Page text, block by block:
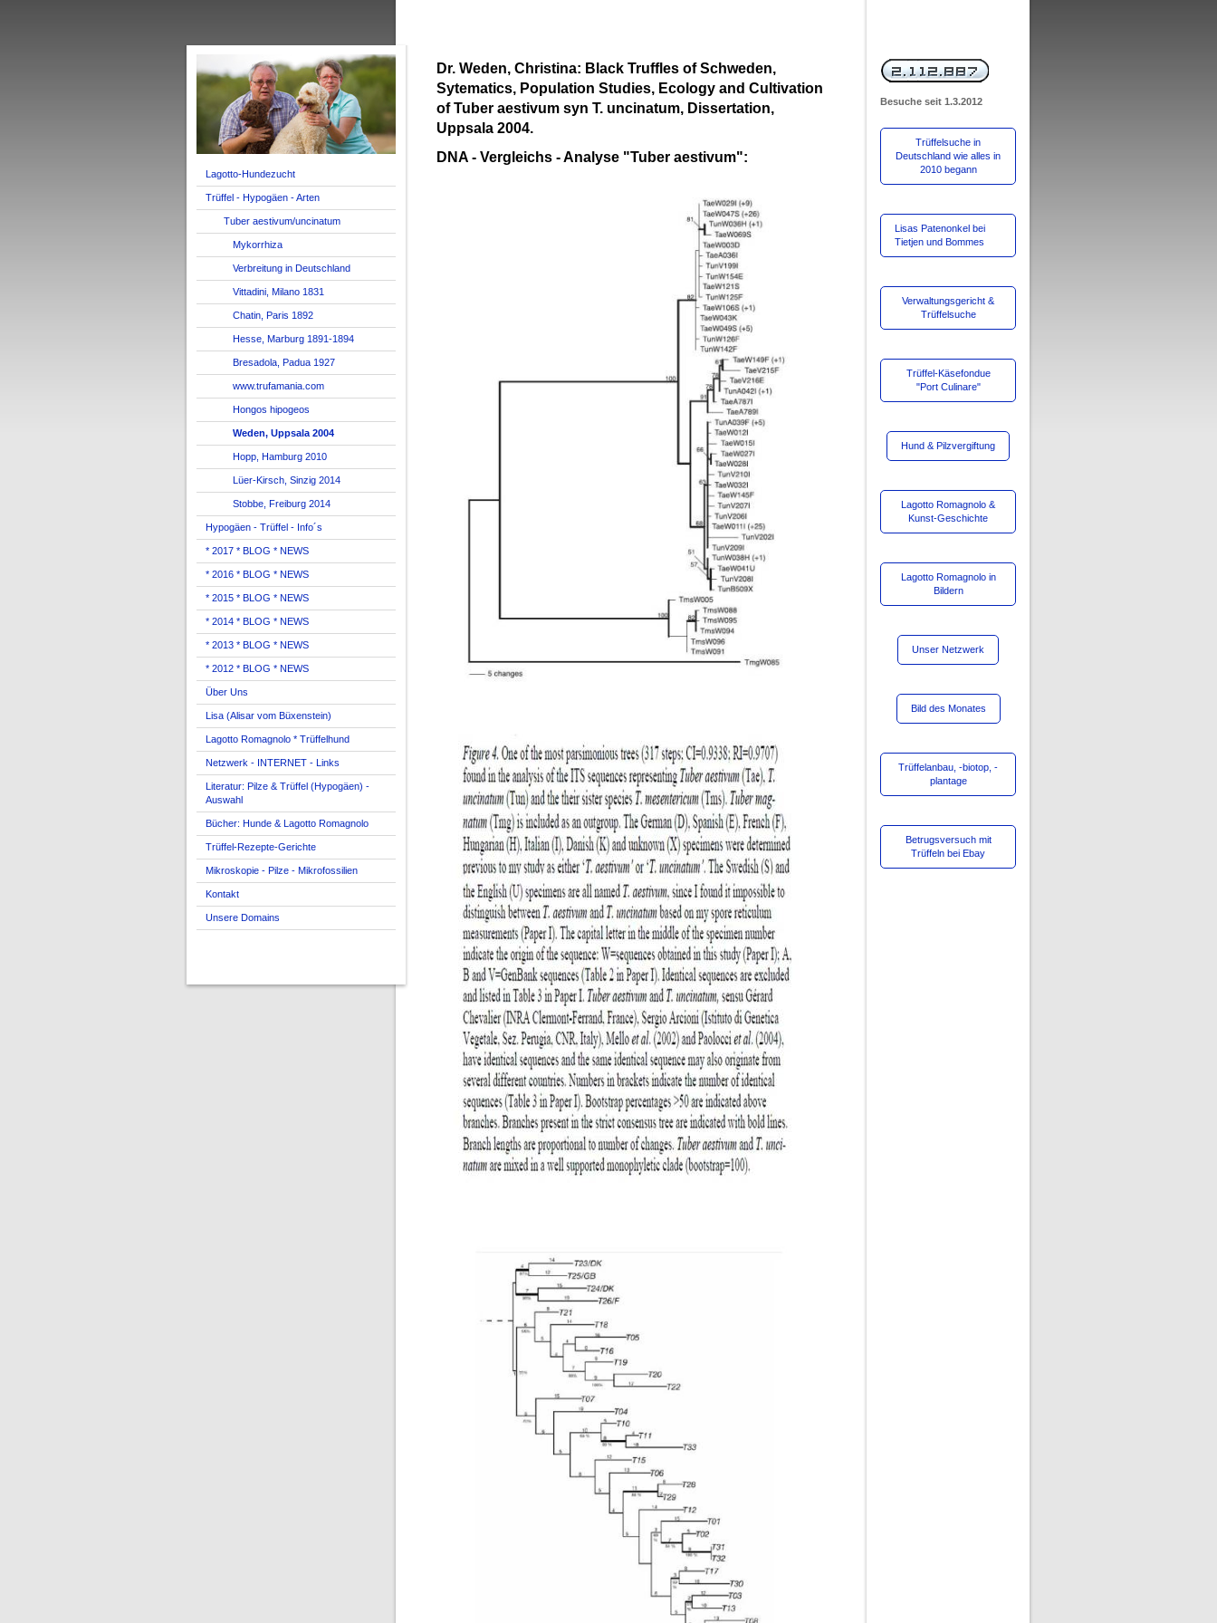
Lagotto-Hundezucht
Trüffel - Hypogäen - Arten
Tuber aestivum/uncinatum
Mykorrhiza
Verbreitung in Deutschland
Vittadini, Milano 1831
Chatin, Paris 1892
Hesse, Marburg 1891-1894
Bresadola, Padua 1927
www.trufamania.com
Hongos hipogeos
Weden, Uppsala 2004
Hopp, Hamburg 2010
Lüer-Kirsch, Sinzig 2014
Stobbe, Freiburg 2014
Hypogäen - Trüffel - Info´s
* 2017 * BLOG * NEWS
* 2016 * BLOG * NEWS
* 2015 * BLOG * NEWS
* 2014 * BLOG * NEWS
* 2013 * BLOG * NEWS
* 2012 * BLOG * NEWS
Über Uns
Lisa (Alisar vom Büxenstein)
Lagotto Romagnolo * Trüffelhund
Netzwerk - INTERNET - Links
Literatur: Pilze & Trüffel (Hypogäen) -
Auswahl
Bücher: Hunde & Lagotto Romagnolo
Trüffel-Rezepte-Gerichte
Mikroskopie - Pilze - Mikrofossilien
Kontakt
Unsere Domains
Dr. Weden, Christina: Black Truffles of Schweden,
Sytematics, Population Studies, Ecology and Cultivation
of Tuber aestivum syn T. uncinatum, Dissertation,
Uppsala 2004.
DNA - Vergleichs - Analyse "Tuber aestivum":
Besuche seit 1.3.2012
Trüffelsuche in
Deutschland wie alles in
2010 begann
Lisas Patenonkel bei
Tietjen und Bommes
Verwaltungsgericht &
Trüffelsuche
Trüffel-Käsefondue
"Port Culinare"
Hund & Pilzvergiftung
Lagotto Romagnolo &
Kunst-Geschichte
Lagotto Romagnolo in
Bildern
Unser Netzwerk
Bild des Monates
Trüffelanbau, -biotop, -
plantage
Betrugsversuch mit
Trüffeln bei Ebay